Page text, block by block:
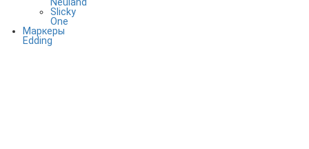
Neuland
Slicky
One
Маркеры
Edding